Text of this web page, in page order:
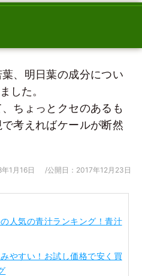
、明日葉の成分につい
した。
ちょっとクセのあるも
考えればケールが断然
1月16日 /公開日：2017年12月23日
人気の青汁ランキング！青汁
やすい！お試し価格で安く買